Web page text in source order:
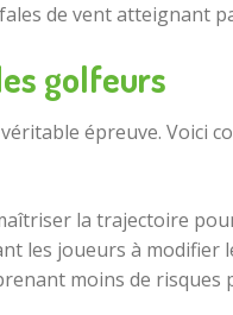
de vent atteignant
golfeurs
épreuve. Voici
la trajectoire
les joueurs à modifier
moins de risques